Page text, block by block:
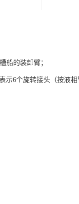
船的装卸臂；
示6个旋转接头（按